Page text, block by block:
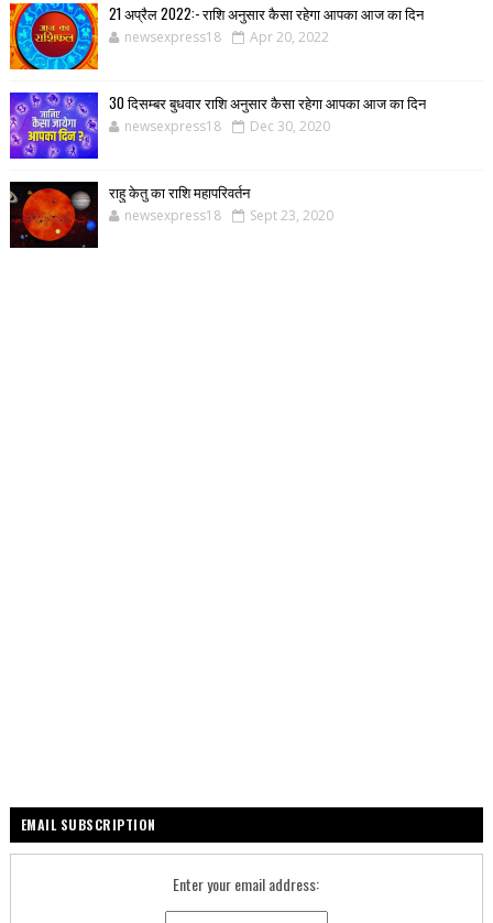
21 अप्रैल 2022:- राशि अनुसार कैसा रहेगा आपका आज का दिन
newsexpress18 Apr 20, 2022
30 दिसम्बर बुधवार राशि अनुसार कैसा रहेगा आपका आज का दिन
newsexpress18 Dec 30, 2020
राहु केतु का राशि महापरिवर्तन
newsexpress18 Sept 23, 2020
EMAIL SUBSCRIPTION
Enter your email address: